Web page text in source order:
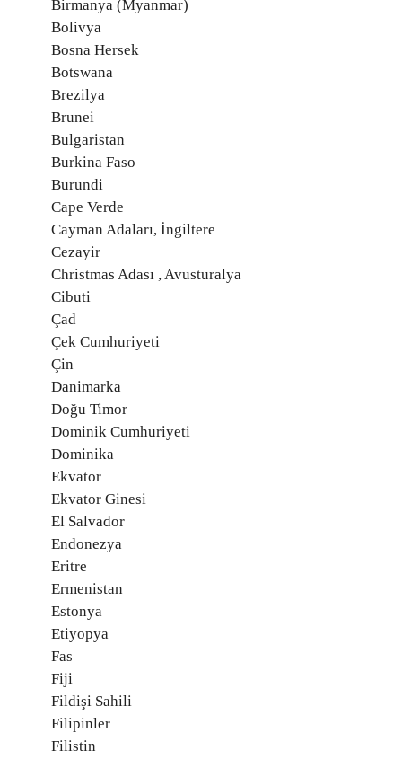
Birmanya (Myanmar)
Bolivya
Bosna Hersek
Botswana
Brezilya
Brunei
Bulgaristan
Burkina Faso
Burundi
Cape Verde
Cayman Adaları, İngiltere
Cezayir
Christmas Adası , Avusturalya
Cibuti
Çad
Çek Cumhuriyeti
Çin
Danimarka
Doğu Timor
Dominik Cumhuriyeti
Dominika
Ekvator
Ekvator Ginesi
El Salvador
Endonezya
Eritre
Ermenistan
Estonya
Etiyopya
Fas
Fiji
Fildişi Sahili
Filipinler
Filistin